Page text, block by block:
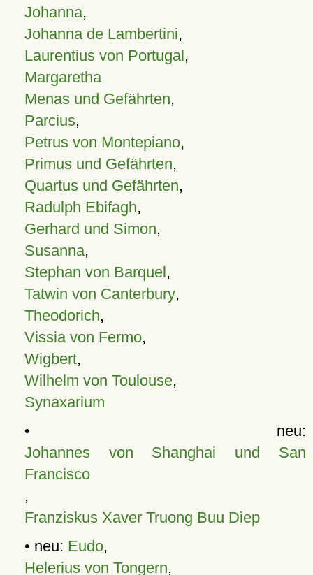
Johanna,
Johanna de Lambertini,
Laurentius von Portugal,
Margaretha
Menas und Gefährten,
Parcius,
Petrus von Montepiano,
Primus und Gefährten,
Quartus und Gefährten,
Radulph Ebifagh,
Gerhard und Simon,
Susanna,
Stephan von Barquel,
Tatwin von Canterbury,
Theodorich,
Vissia von Fermo,
Wigbert,
Wilhelm von Toulouse,
Synaxarium
• neu:
Johannes von Shanghai und San
Francisco
,
Franziskus Xaver Truong Buu Diep
• neu: Eudo,
Helerius von Tongern,